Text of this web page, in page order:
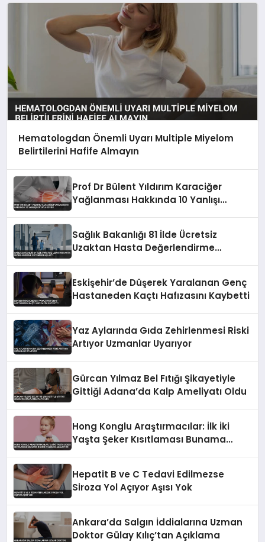
Hematologdan Önemli Uyarı Multiple Miyelom
Belirtilerini Hafife Almayın
Prof Dr Bülent Yıldırım Karaciğer
Yağlanması Hakkında 10 Yanlışı
Sağlık Bakanlığı 81 İlde Ücretsiz
Uzaktan Hasta Değerlendirme
Eskişehir’de Düşerek Yaralanan Genç
Hastaneden Kaçtı Hafızasını Kaybetti
Yaz Aylarında Gıda Zehirlenmesi Riski
Artıyor Uzmanlar Uyarıyor
Gürcan Yılmaz Bel Fıtığı Şikayetiyle
Gittiği Adana’da Kalp Ameliyatı Oldu
Hong Konglu Araştırmacılar: İlk İki
Yaşta Şeker Kısıtlaması Bunama
Hepatit B ve C Tedavi Edilmezse
Siroza Yol Açıyor Aşısı Yok
Ankara’da Salgın İddialarına Uzman
Doktor Gülay Kılıç’tan Açıklama